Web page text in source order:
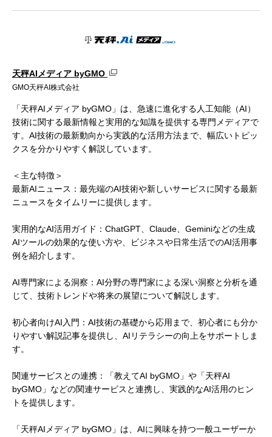
天秤AIメディア byGMO
GMO天秤AI株式会社
「天秤AIメディア byGMO」は、急速に進化する人工知能（AI）
技術に関する最新情報と実用的な知識を提供する専門メディアで
す。AI技術の最新動向から実践的な活用方法まで、幅広いトピッ
クスを分かりやすく解説しています。
＜主な特徴＞
最新AIニュース：最先端のAI技術や新しいサービスに関する最新
ニュースをタイムリーに提供します。
実用的なAI活用ガイド：ChatGPT、Claude、Geminiなどの生成
AIツールの効果的な使い方や、ビジネスや日常生活でのAI活用事
例を紹介します。
AI専門家による洞察：AI分野の専門家による深い洞察と分析を通
じて、技術トレンドや将来の展望について解説します。
初心者向けAI入門：AI技術の基礎から応用まで、初心者にも分か
りやすい解説記事を提供し、AIリテラシーの向上をサポートしま
す。
関連サービスとの連携：「教えてAI byGMO」や「天秤AI
byGMO」などの関連サービスと連携し、実践的なAI活用のヒン
トを提供します。
「天秤AIメディア byGMO」は、AIに興味を持つ一般ユーザーか